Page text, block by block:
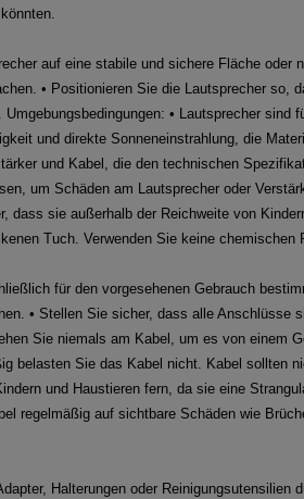
auf eine stabile und sichere Fläche
• Positionieren Sie die Lautsprecher so,
• Lautsprecher
und direkte Sonneneinstrahlung, die
und Kabel, die den technischen
um Schäden am Lautsprecher oder
dass sie außerhalb der Reichweite von
Tuch. Verwenden Sie keine chemischen
für den vorgesehenen Gebrauch
• Stellen Sie sicher, dass alle
Sie niemals am Kabel, um es von einem
belasten Sie das Kabel nicht. Kabel sollten
und Haustieren fern, da sie eine
regelmäßig auf sichtbare Schäden wie
Halterungen oder